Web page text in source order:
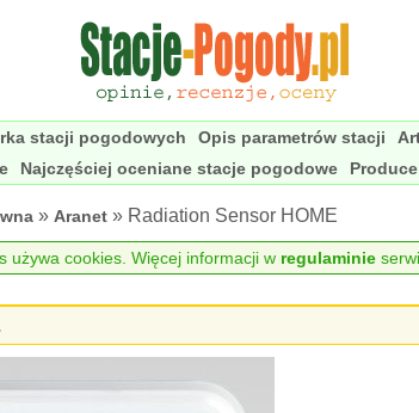
stacji pogodowych Opis parametrów stacji
Najczęściej oceniane stacje pogodowe
» Aranet » Radiation Sensor HOME
używa cookies. Więcej informacji w regulaminie